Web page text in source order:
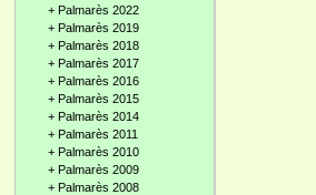
+ Palmarès 2022
+ Palmarès 2019
+ Palmarès 2018
+ Palmarès 2017
+ Palmarès 2016
+ Palmarès 2015
+ Palmarès 2014
+ Palmarès 2011
+ Palmarès 2010
+ Palmarès 2009
+ Palmarès 2008